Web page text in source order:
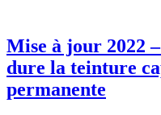
Mise à jour 2022
dure la teinture
permanente